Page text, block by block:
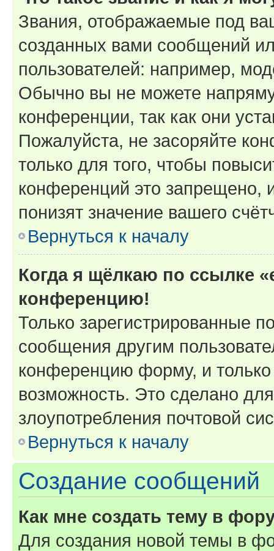
Звания, отображаемые под
созданных вами сообщений
пользователей: например,
Обычно вы не можете
конференции, так как они
Пожалуйста, не засоряйте
только для того, чтобы
конференций это запрещено,
понизят значение вашего
Вернуться к началу
Когда я щёлкаю по ссылке
конференцию!
Только зарегистрированные
сообщения другим
конференцию форму, и
возможность. Это сделано
злоупотребления почтовой
Вернуться к началу
Создание сообщений
Как мне создать тему в
Для создания новой темы в